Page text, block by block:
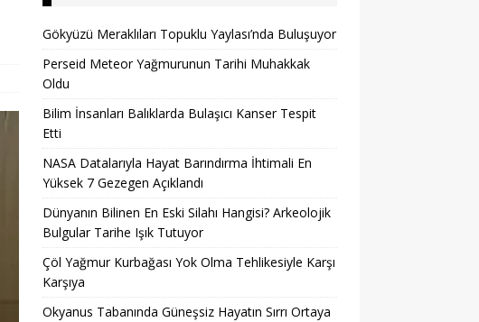
Gökyüzü Meraklıları Topuklu Yaylası’nda Buluşuyor
Perseid Meteor Yağmurunun Tarihi Muhakkak
Oldu
Bilim İnsanları Balıklarda Bulaşıcı Kanser Tespit
Etti
NASA Datalarıyla Hayat Barındırma İhtimali En
Yüksek 7 Gezegen Açıklandı
Dünyanın Bilinen En Eski Silahı Hangisi? Arkeolojik
Bulgular Tarihe Işık Tutuyor
Çöl Yağmur Kurbağası Yok Olma Tehlikesiyle Karşı
Karşıya
Okyanus Tabanında Güneşsiz Hayatın Sırrı Ortaya